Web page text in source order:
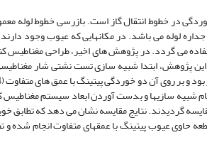
در خطوط انتقال گاز است. بازرسی خطوط لوله
لوله می باشد. در مکانهایی که عیوب وجود
می گردد. در پژوهش های اخیر، طراحی
پژوهش، ابتدا شبیه سازی تست نشتی شار
سازیها و بدست آوردن ابعاد سیستم
گردیدند. نتایج مقایسه نشان می دهد که
قطعه حاوی عیوب پیتینگ با عمقهای متفاوت